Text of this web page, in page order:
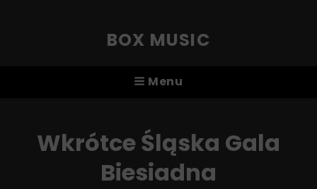
BOX MUSIC
Menu
Wkrótce Śląska Gala
Biesiadna